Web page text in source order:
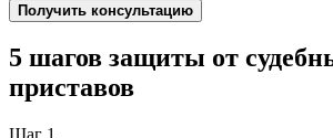
Получить консультацию
5 шагов защиты от
приставов